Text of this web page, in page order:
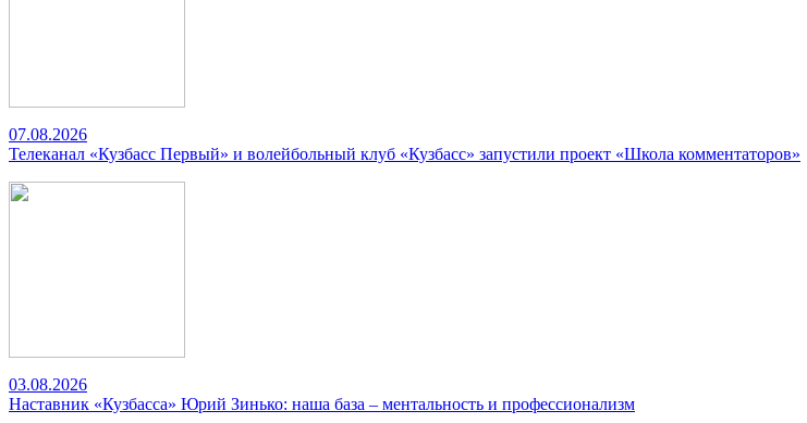
07.08.2026
Телеканал «Кузбасс Первый» и волейбольный клуб «Кузбасс» запустили проект «Школа комментаторов»
03.08.2026
Наставник «Кузбасса» Юрий Зинько: наша база – ментальность и профессионализм